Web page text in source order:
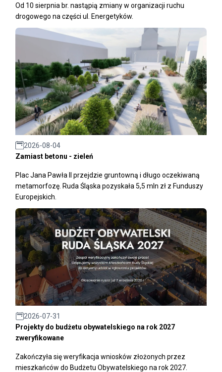
Od 10 sierpnia br. nastąpią zmiany w organizacji ruchu
drogowego na części ul. Energetyków.
2026-08-04
Zamiast betonu - zieleń
Plac Jana Pawła II przejdzie gruntowną i długo oczekiwaną
metamorfozę. Ruda Śląska pozyskała 5,5 mln zł z Funduszy
Europejskich.
2026-07-31
Projekty do budżetu obywatelskiego na rok 2027
zweryfikowane
Zakończyła się weryfikacja wniosków złożonych przez
mieszkańców do Budżetu Obywatelskiego na rok 2027.